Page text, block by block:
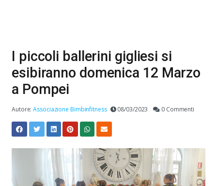
I piccoli ballerini gigliesi si
esibiranno domenica 12 Marzo
a Pompei
Autore:Associazione Bimbinfitness 08/03/2023 0 Commenti